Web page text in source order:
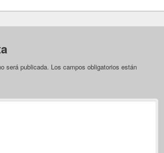
será publicada. Los campos obligatorios están